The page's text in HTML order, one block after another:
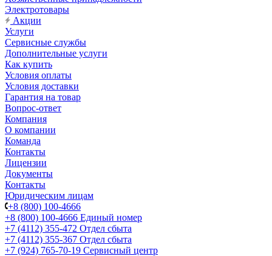
Электротовары
Акции
Услуги
Сервисные службы
Дополнительные услуги
Как купить
Условия оплаты
Условия доставки
Гарантия на товар
Вопрос-ответ
Компания
О компании
Команда
Контакты
Лицензии
Документы
Контакты
Юридическим лицам
+8 (800) 100-4666
+8 (800) 100-4666 Единый номер
+7 (4112) 355-472 Отдел сбыта
+7 (4112) 355-367 Отдел сбыта
+7 (924) 765-70-19 Сервисный центр